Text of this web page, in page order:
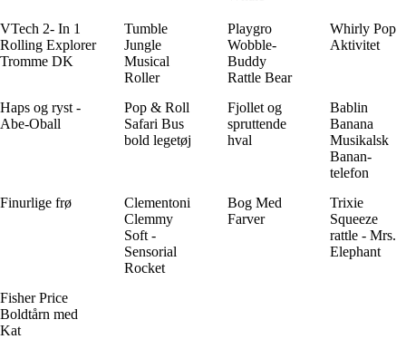
VTech 2- In 1
Rolling Explorer
Tromme DK
Tumble
Jungle
Musical
Roller
Playgro
Wobble-
Buddy
Rattle Bear
Whirly Pop
Aktivitet
Haps og ryst -
Abe-Oball
Pop & Roll
Safari Bus
bold legetøj
Fjollet og
spruttende
hval
Bablin
Banana
Musikalsk
Banan-
telefon
Finurlige frø
Clementoni
Clemmy
Soft -
Sensorial
Rocket
Bog Med
Farver
Trixie
Squeeze
rattle - Mrs.
Elephant
Fisher Price
Boldtårn med
Kat